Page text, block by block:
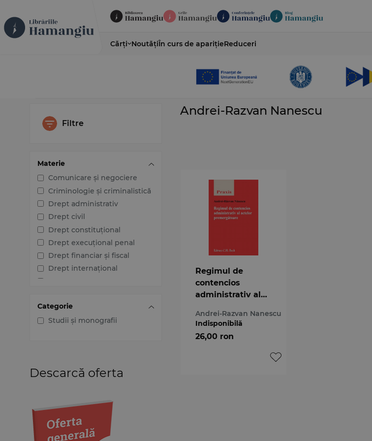
Cărți NoutățiÎn curs de aparițieReduceri
Filtre
Materie
Comunicare și negociere
Criminologie și criminalistică
Drept administrativ
Drept civil
Drept constituțional
Drept execuțional penal
Drept financiar și fiscal
Drept internațional
Drept procesual penal
Dreptul afacerilor
sociale
intelectuale
Dreptul Uniunii Europene
Jurisprudența instanțelor
Categorie
Studii și monografii
Descarcă oferta
Andrei-Razvan Nanescu
Regimul de
contencios
administrativ al
premergatoare
Andrei-Razvan Nanescu
Indisponibilă
26,00 ron